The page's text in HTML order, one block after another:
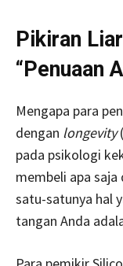
Pikiran
“Penuaan
Mengapa para
dengan longevity
pada psikologi
membeli apa
satu-satunya hal
tangan Anda